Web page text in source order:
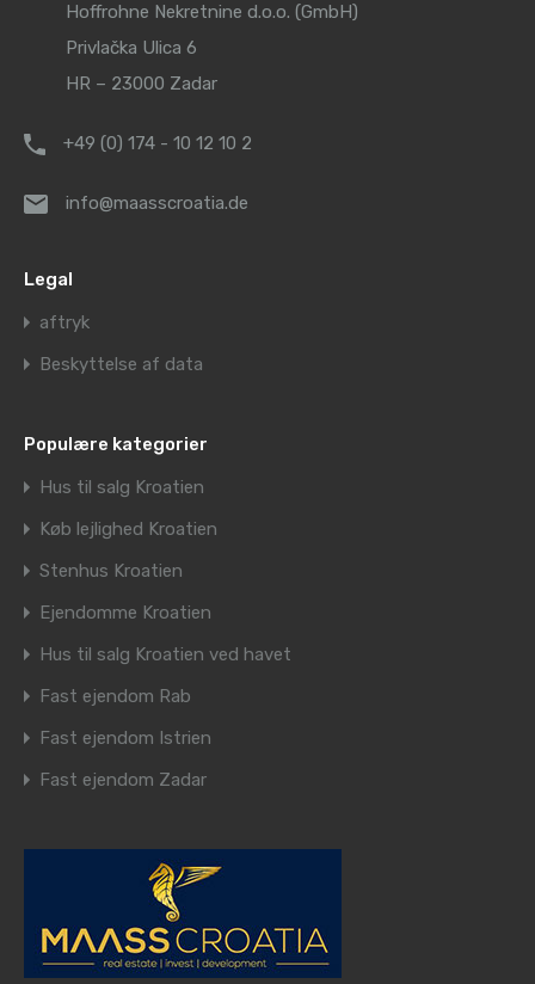
Hoffrohne Nekretnine d.o.o. (GmbH)
Privlačka Ulica 6
HR – 23000 Zadar
+49 (0) 174 - 10 12 10 2
info@maasscroatia.de
Legal
aftryk
Beskyttelse af data
Populære kategorier
Hus til salg Kroatien
Køb lejlighed Kroatien
Stenhus Kroatien
Ejendomme Kroatien
Hus til salg Kroatien ved havet
Fast ejendom Rab
Fast ejendom Istrien
Fast ejendom Zadar